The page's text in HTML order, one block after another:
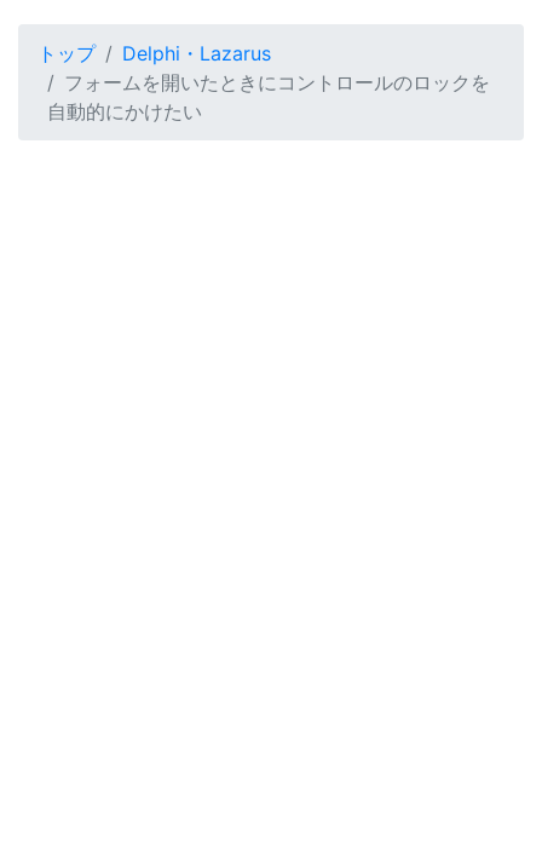
トップ
Delphi・Lazarus
フォームを開いたときにコントロールのロックを
自動的にかけたい